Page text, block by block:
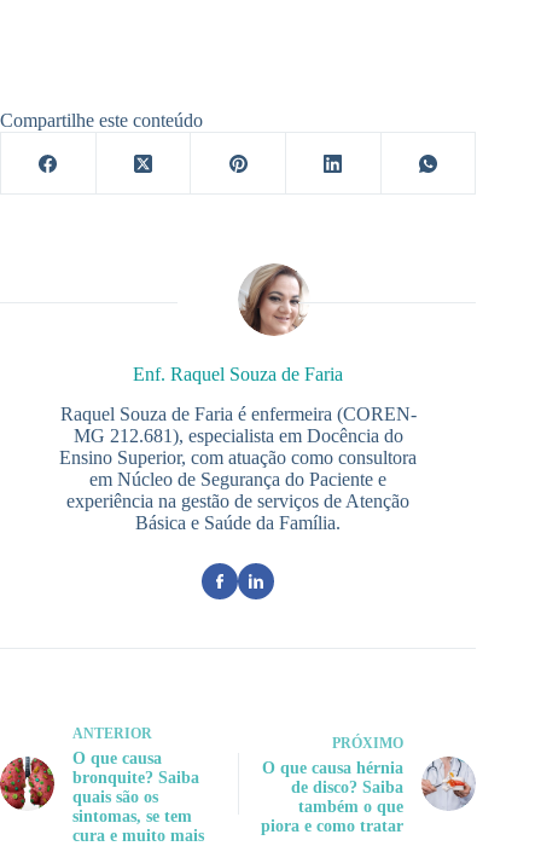
Compartilhe este conteúdo
Enf. Raquel Souza de Faria
Raquel Souza de Faria é enfermeira (COREN-
MG 212.681), especialista em Docência do
Ensino Superior, com atuação como consultora
em Núcleo de Segurança do Paciente e
experiência na gestão de serviços de Atenção
Básica e Saúde da Família.
ANTERIOR
O que causa
bronquite? Saiba
quais são os
sintomas, se tem
cura e muito mais
PRÓXIMO
O que causa hérnia
de disco? Saiba
também o que
piora e como tratar